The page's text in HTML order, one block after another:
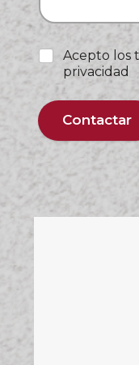
Acepto los
privacidad
Contactar